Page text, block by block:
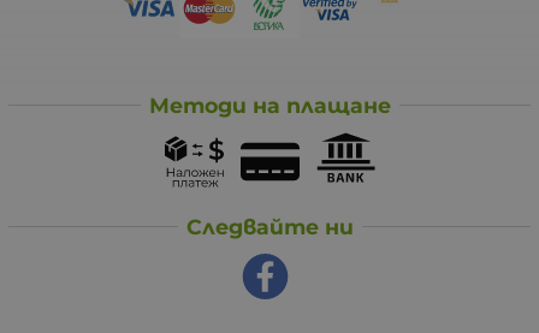
Методи на плащане
Следвайте ни